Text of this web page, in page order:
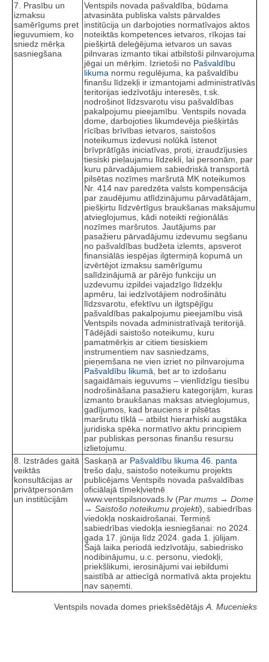
7. Prasību un
izmaksu
samērīgums pret
ieguvumiem, ko
sniedz mērķa
sasniegšana
Ventspils novada pašvaldība, būdama
atvasināta publiska valsts pārvaldes
institūcija un darbojoties normatīvajos aktos
noteiktās kompetences ietvaros, rīkojas tai
piešķirtā deleģējuma ietvaros un savas
pilnvaras izmanto tikai atbilstoši pilnvarojuma
jēgai un mērķim. Izrietoši no Pašvaldību
likuma normu regulējuma, ka pašvaldību
finanšu līdzekļi ir izmantojami administratīvās
teritorijas iedzīvotāju interesēs, t.sk.
nodrošinot līdzsvarotu visu pašvaldības
pakalpojumu pieejamību. Ventspils novada
dome, darbojoties likumdevēja piešķirtās
rīcības brīvības ietvaros, saistošos
noteikumus izdevusi nolūkā īstenot
brīvprātīgās iniciatīvas, proti, izraudzījusies
tiesiski pieļaujamu līdzekli, lai personām, par
kuru pārvadājumiem sabiedriskā transportā
pilsētas nozīmes maršrutā MK noteikumos
Nr. 414 nav paredzēta valsts kompensācija
par zaudējumu atlīdzinājumu pārvadātājam,
piešķirtu līdzvērtīgus braukšanas maksājumu
atvieglojumus, kādi noteikti reģionālās
nozīmes maršrutos. Jautājums par
pasažieru pārvadājumu izdevumu segšanu
no pašvaldības budžeta izlemts, apsverot
finansiālās iespējas ilgtermiņā kopumā un
izvērtējot izmaksu samērīgumu
salīdzinājumā ar pārējo funkciju un
uzdevumu izpildei vajadzīgo līdzekļu
apmēru, lai iedzīvotājiem nodrošinātu
līdzsvarotu, efektīvu un ilgtspējīgu
pašvaldības pakalpojumu pieejamību visā
Ventspils novada administratīvajā teritorijā.
Tādējādi saistošo noteikumu, kuru
pamatmērķis ar citiem tiesiskiem
instrumentiem nav sasniedzams,
pieņemšana ne vien izriet no pilnvarojuma
Pašvaldību likumā, bet ar to izdošanu
sagaidāmais ieguvums – vienlīdzīgu tiesību
nodrošināšana pasažieru kategorijām, kuras
izmanto braukšanas maksas atvieglojumus,
gadījumos, kad brauciens ir pilsētas
maršrutu tīklā – atbilst hierarhiski augstāka
juridiska spēka normatīvo aktu principiem
par publiskas personas finanšu resursu
izlietojumu.
8. Izstrādes gaitā
veiktās
konsultācijas ar
privātpersonām
un institūcijām
Saskaņā ar Pašvaldību likuma 46. panta
trešo daļu, saistošo noteikumu projekts
publicējams Ventspils novada pašvaldības
oficiālajā tīmekļvietnē
www.ventspilsnovads.lv (Par mums → Dome
→ Saistošo noteikumu projekti), sabiedrības
viedokļa noskaidrošanai. Termiņš
sabiedrības viedokļa iesniegšanai: no 2024.
gada 17. jūnija līdz 2024. gada 1. jūlijam.
Šajā laika periodā iedzīvotāju, sabiedrisko
nodibinājumu, u.c. personu, viedokļi,
priekšlikumi, ierosinājumi vai iebildumi
saistībā ar attiecīgā normatīvā akta projektu
nav saņemti.
Ventspils novada domes priekšsēdētājsA. Mucenieks